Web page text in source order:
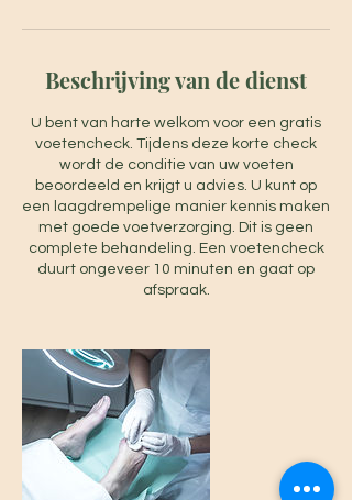
Beschrijving van de dienst
U bent van harte welkom voor een gratis
voetencheck. Tijdens deze korte check
wordt de conditie van uw voeten
beoordeeld en krijgt u advies. U kunt op
een laagdrempelige manier kennis maken
met goede voetverzorging. Dit is geen
complete behandeling. Een voetencheck
duurt ongeveer 10 minuten en gaat op
afspraak.